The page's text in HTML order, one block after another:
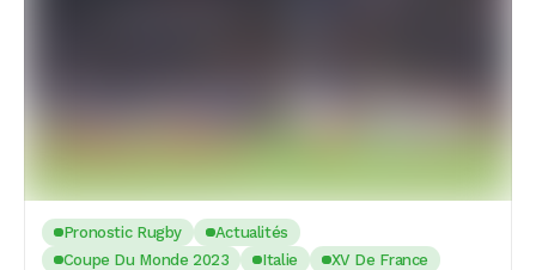
Pronostic Rugby
Actualités
Coupe Du Monde 2023
Italie XV De France